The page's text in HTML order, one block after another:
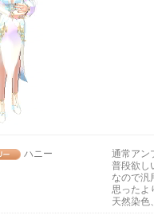
ハニー
通常アン
普段欲し
なので汎
思ったよ
天然染色